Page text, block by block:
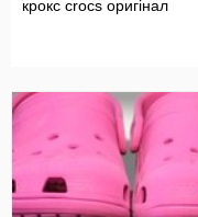
крокс crocs оригінал